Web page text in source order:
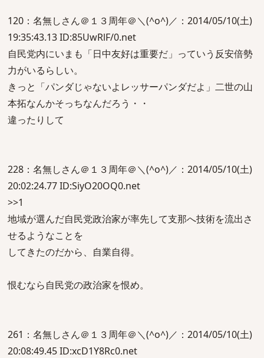
120：名無しさん＠１３周年＠＼(^o^)／：2014/05/10(土)
19:35:43.13 ID:85UwRlF/0.net
自民党内にいまも「日中友好は重要だ」っていう反安倍勢
力がいるらしい。
きっと「パンダじゃないよレッサーパンダだよ」二世の山
本拓なんかそっちなんだろう・・
違ったりして
228：名無しさん＠１３周年＠＼(^o^)／：2014/05/10(土)
20:02:24.77 ID:SiyO20OQ0.net
>>1
地域が選んだ自民党政治家が率先して支那へ技術を流出さ
せるようなことを
してきたのだから、自業自得。
恨むなら自民党の政治家を恨め。
261：名無しさん＠１３周年＠＼(^o^)／：2014/05/10(土)
20:08:49.45 ID:xcD1Y8Rc0.net